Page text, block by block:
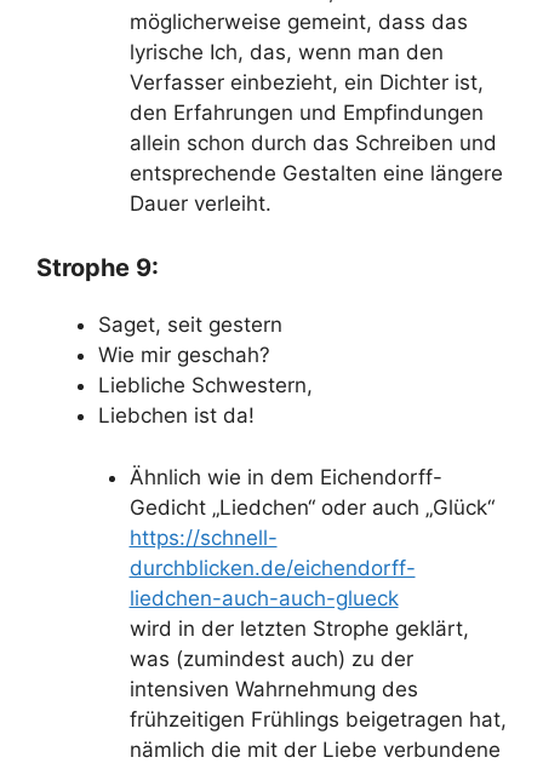
möglicherweise gemeint, dass das
lyrische Ich, das, wenn man den
Verfasser einbezieht, ein Dichter ist,
den Erfahrungen und Empfindungen
allein schon durch das Schreiben und
entsprechende Gestalten eine längere
Dauer verleiht.
Strophe 9:
Saget, seit gestern
Wie mir geschah?
Liebliche Schwestern,
Liebchen ist da!
Ähnlich wie in dem Eichendorff-
Gedicht „Liedchen“ oder auch „Glück“
https://schnell-
durchblicken.de/eichendorff-
liedchen-auch-auch-glueck
wird in der letzten Strophe geklärt,
was (zumindest auch) zu der
intensiven Wahrnehmung des
frühzeitigen Frühlings beigetragen hat,
nämlich die mit der Liebe verbundene